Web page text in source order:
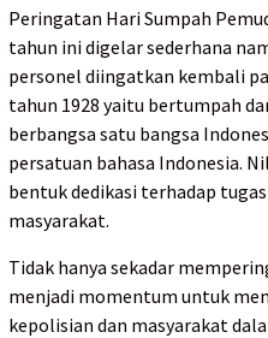
Peringatan Hari Sumpah
tahun ini digelar sederhana
personel diingatkan kembali
tahun 1928 yaitu bertumpah
berbangsa satu bangsa
persatuan bahasa Indonesia.
bentuk dedikasi terhadap
masyarakat.
Tidak hanya sekadar
menjadi momentum untuk
kepolisian dan masyarakat